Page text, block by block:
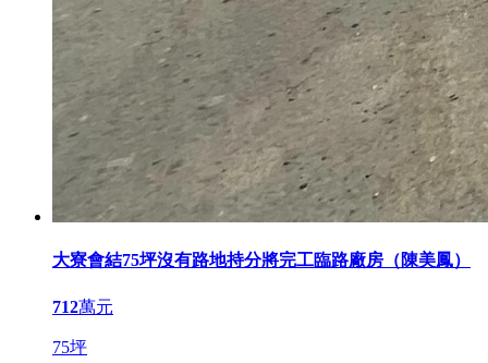
大寮會結75坪沒有路地持分將完工臨路廠房（陳美鳳）
712萬元
75坪